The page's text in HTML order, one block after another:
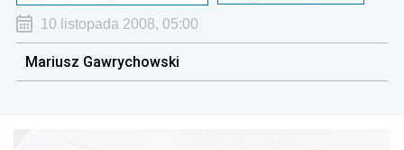
10 listopada 2008, 05:00
Mariusz Gawrychowski